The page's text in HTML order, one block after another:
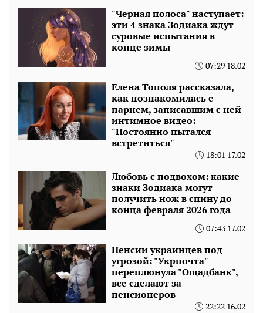
"Черная полоса" наступает:
эти 4 знака Зодиака ждут
суровые испытания в
конце зимы
07:29 18.02
Елена Тополя рассказала,
как познакомилась с
парнем, записавшим с ней
интимное видео:
"Постоянно пытался
встретиться"
18:01 17.02
Любовь с подвохом: какие
знаки Зодиака могут
получить нож в спину до
конца февраля 2026 года
07:43 17.02
Пенсии украинцев под
угрозой: "Укрпочта"
переплюнула "Ощадбанк",
все сделают за
пенсионеров
22:22 16.02